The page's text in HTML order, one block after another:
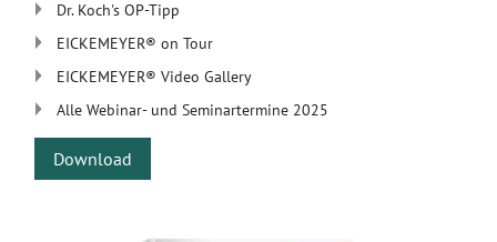
Dr. Koch's OP-Tipp
​EICKEMEYER® on Tour
​EICKEMEYER® Video Gallery
Alle Webinar- und Seminartermine 2025
Download